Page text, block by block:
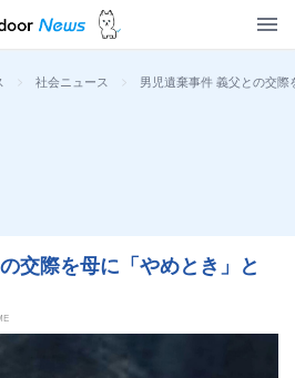
> 社会ニュース > 男児遺棄事件 義父との交
交際を母に「やめとき」と